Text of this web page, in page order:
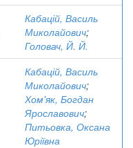
Кабацій, Василь
Миколайович;
Головач, Й. Й.
Кабацій, Василь
Миколайович;
Хом'як, Богдан
Ярославович;
Питьовка, Оксана
Юріївна